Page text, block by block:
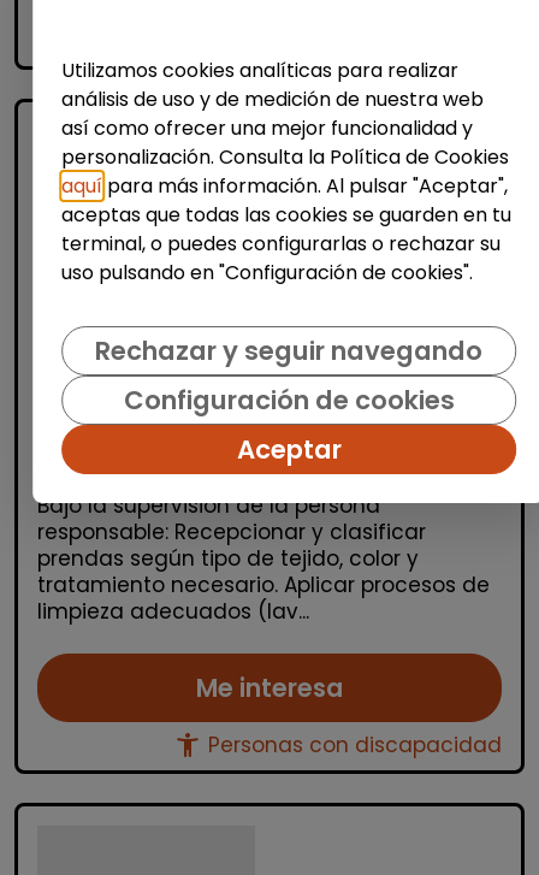
Producción, Industria y Calidad
Operario/a en lavandería y tintorería
(madrid)
| España(Madrid)
Bajo la supervisión de la persona
responsable: Recepcionar y clasificar
prendas según tipo de tejido, color y
tratamiento necesario. Aplicar procesos de
limpieza adecuados (lav...
Me interesa
accessibility_new Personas con discapacidad
Utilizamos cookies analíticas para realizar
análisis de uso y de medición de nuestra web
así como ofrecer una mejor funcionalidad y
personalización. Consulta la Política de Cookies
aquí para más información. Al pulsar "Aceptar",
aceptas que todas las cookies se guarden en tu
terminal, o puedes configurarlas o rechazar su
uso pulsando en "Configuración de cookies".
Rechazar y seguir navegando
Configuración de cookies
Aceptar